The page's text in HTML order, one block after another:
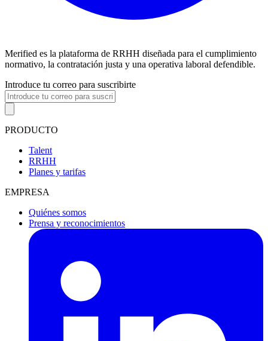
Merified es la plataforma de RRHH diseñada para el cumplimiento
normativo, la contratación justa y una operativa laboral defendible.
Introduce tu correo para suscribirte
PRODUCTO
Talent
RRHH
Planes y tarifas
EMPRESA
Quiénes somos
Prensa y reconocimientos